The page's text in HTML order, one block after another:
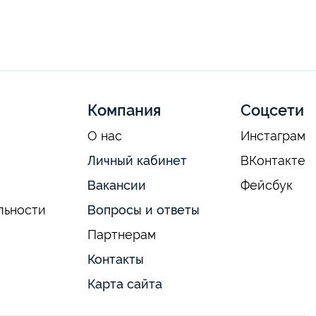
Компания
О нас
Личный кабинет
Вакансии
Вопросы и ответы
Партнерам
Контакты
Карта сайта
Соцсети
Инстаграм
ВКонтакте
Фейсбук